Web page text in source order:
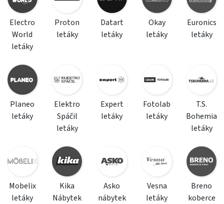
Electro
World
letáky
Proton
letáky
Datart
letáky
Okay
letáky
Euronics
letáky
Planeo
letáky
Elektro
Spáčil
letáky
Expert
letáky
Fotolab
letáky
T.S.
Bohemia
letáky
Mobelix
letáky
Kika
Nábytek
Asko
nábytek
Vesna
letáky
Breno
koberce